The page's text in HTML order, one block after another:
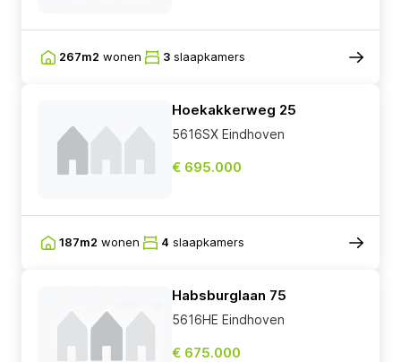
267m2 wonen 3 slaapkamers
Hoekakkerweg 25
5616SX Eindhoven
€ 695.000
187m2 wonen 4 slaapkamers
Habsburglaan 75
5616HE Eindhoven
€ 675.000